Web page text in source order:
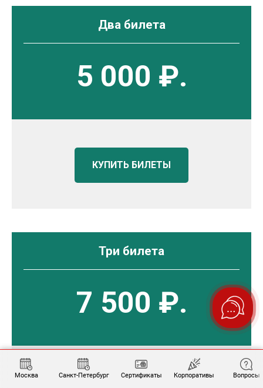
Москва Санкт-Петербург Сертификаты Корпоративы Вопросы
Два билета
5 000 ₽.
КУПИТЬ БИЛЕТЫ
Три билета
7 500 ₽.